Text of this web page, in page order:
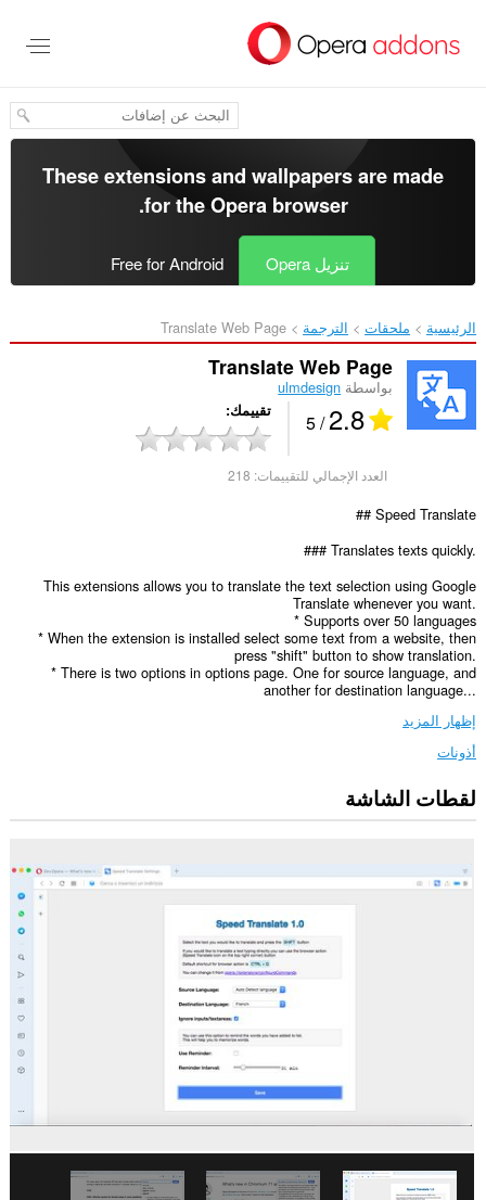
المحتوى
These extensions and wallpapers are made
for theOpera browser
.
تنزيل Opera Free for Android
الرئيسية ملحقات الترجمة Translate Web Page‎
Translate Web Page
بواسطة ulmdesign
2.8
/ 5 تقييمك
العدد الإجمالي للتقييمات: 218
## Speed Translate
### Translates texts quickly.
This extensions allows you to translate the text selection using Google
Translate whenever you want.
* Supports over 50 languages
* When the extension is installed select some text from a website, then
press "shift" button to show translation.
* There is two options in options page. One for source language, and
another for destination language...
إظهار المزيد
أذونات
يستطيع
هذا
إلى
بياناتك
لقطات الشاشة